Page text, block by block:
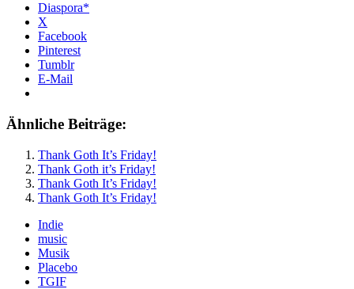
Diaspora*
X
Facebook
Pinterest
Tumblr
E-Mail
Ähnliche Beiträge:
Thank Goth It’s Friday!
Thank Goth it’s Friday!
Thank Goth It’s Friday!
Thank Goth It’s Friday!
Indie
music
Musik
Placebo
TGIF